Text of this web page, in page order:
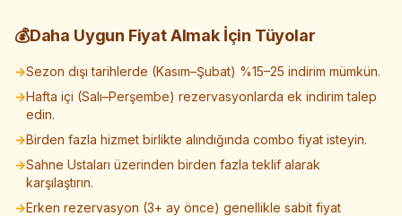
💰Daha Uygun Fiyat Almak İçin Tüyolar
→Sezon dışı tarihlerde (Kasım–Şubat) %15–25 indirim mümkün.
→Hafta içi (Salı–Perşembe) rezervasyonlarda ek indirim talep
edin.
→Birden fazla hizmet birlikte alındığında combo fiyat isteyin.
→Sahne Ustaları üzerinden birden fazla teklif alarak
karşılaştırın.
→Erken rezervasyon (3+ ay önce) genellikle sabit fiyat